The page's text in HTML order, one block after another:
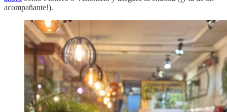
acompañante!).